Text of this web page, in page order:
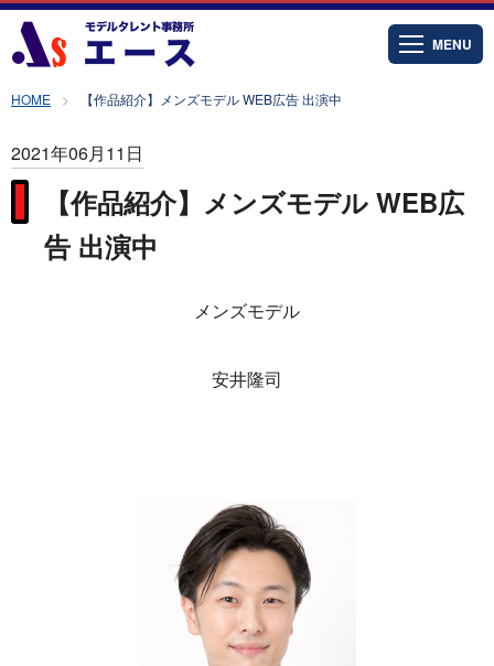
MENU
HOME 【作品紹介】メンズモデル WEB広告 出演中
2021年06月11日
【作品紹介】メンズモデル WEB広
告 出演中
メンズモデル
安井隆司